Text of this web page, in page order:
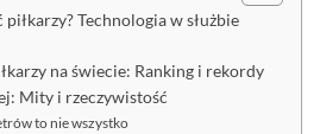
Technologia w służbie
na świecie: Ranking i rekordy
Mity i rzeczywistość
to nie wszystko